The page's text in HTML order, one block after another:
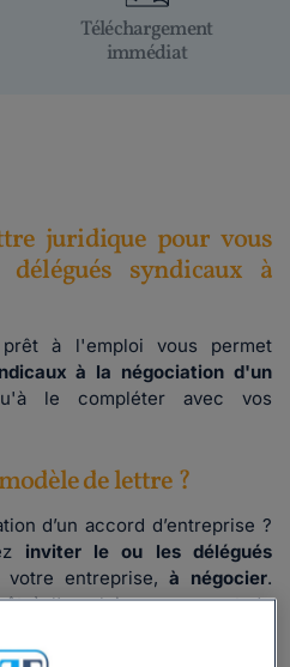
Téléchargement
immédiat
juridique pour vous
syndicaux à
à l'emploi vous permet
à la négociation d'un
le compléter avec vos
de lettre ?
d’un accord d’entreprise ?
inviter le ou les délégués
votre entreprise, à négocier.
à l'emploi vous permet de